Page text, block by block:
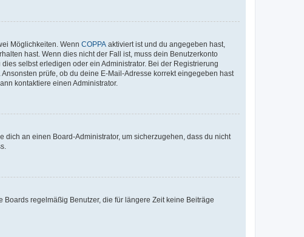
Möglichkeiten. Wenn COPPA aktiviert ist und du angegeben hast,
hast. Wenn dies nicht der Fall ist, muss dein Benutzerkonto
selbst erledigen oder ein Administrator. Bei der Registrierung
prüfe, ob du deine E-Mail-Adresse korrekt eingegeben hast
kontaktiere einen Administrator.
an einen Board-Administrator, um sicherzugehen, dass du nicht
regelmäßig Benutzer, die für längere Zeit keine Beiträge